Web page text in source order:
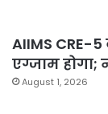
AIIMS CRE-5
एग्जाम होगा;
August 1, 2026